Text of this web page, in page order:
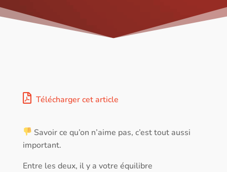
Télécharger cet article
Savoir ce qu’on n’aime pas, c’est tout aussi
important.
Entre les deux, il y a votre équilibre